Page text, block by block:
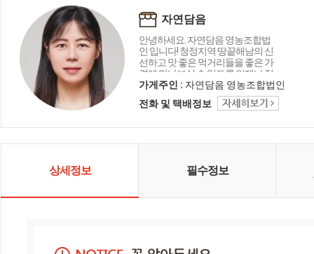
자연담음
안녕하세요. 자연담음 영농조합법
인 입니다! 청정지역 땅끝해남의 신
선하고 맛 좋은 먹거리들을 좋은 가
격에 만나보실 수 있도록 언제나 정
직하게 운영하겠습니다!
가게주인 : 자연담음 영농조합법인
전화 및 택배정보
상세정보 필수정보